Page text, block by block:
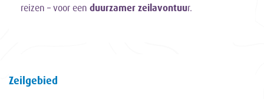
reizen – voor een duurzamer zeilavontuur.
Zeilgebied